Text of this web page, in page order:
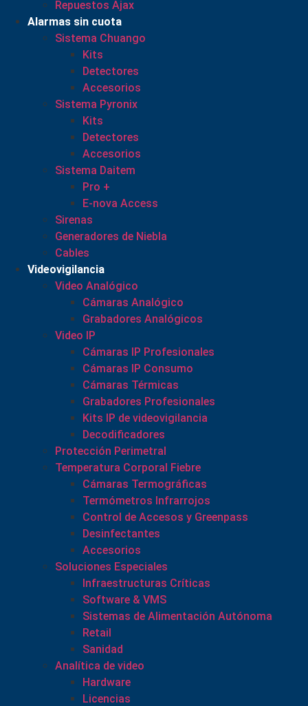
Repuestos Ajax
Alarmas sin cuota
Sistema Chuango
Kits
Detectores
Accesorios
Sistema Pyronix
Kits
Detectores
Accesorios
Sistema Daitem
Pro +
E-nova Access
Sirenas
Generadores de Niebla
Cables
Videovigilancia
Video Analógico
Cámaras Analógico
Grabadores Analógicos
Video IP
Cámaras IP Profesionales
Cámaras IP Consumo
Cámaras Térmicas
Grabadores Profesionales
Kits IP de videovigilancia
Decodificadores
Protección Perimetral
Temperatura Corporal Fiebre
Cámaras Termográficas
Termómetros Infrarrojos
Control de Accesos y Greenpass
Desinfectantes
Accesorios
Soluciones Especiales
Infraestructuras Críticas
Software & VMS
Sistemas de Alimentación Autónoma
Retail
Sanidad
Analítica de video
Hardware
Licencias